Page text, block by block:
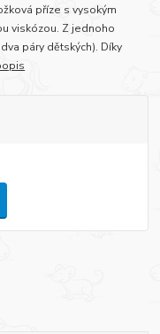
příze s vysokým
viskózou. Z jednoho
páry dětských). Díky